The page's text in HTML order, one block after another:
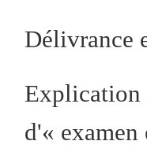
Délivrance
d'« examen